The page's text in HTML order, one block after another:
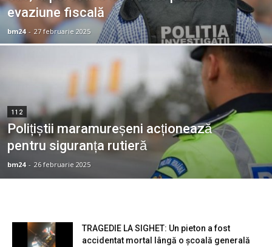
evaziune fiscală
bm24 - 27 februarie 2025
112
Polițiștii maramureșeni acționează
pentru siguranța rutieră
bm24 - 26 februarie 2025
TRAGEDIE LA SIGHET: Un pieton a fost
accidentat mortal lângă o școală generală